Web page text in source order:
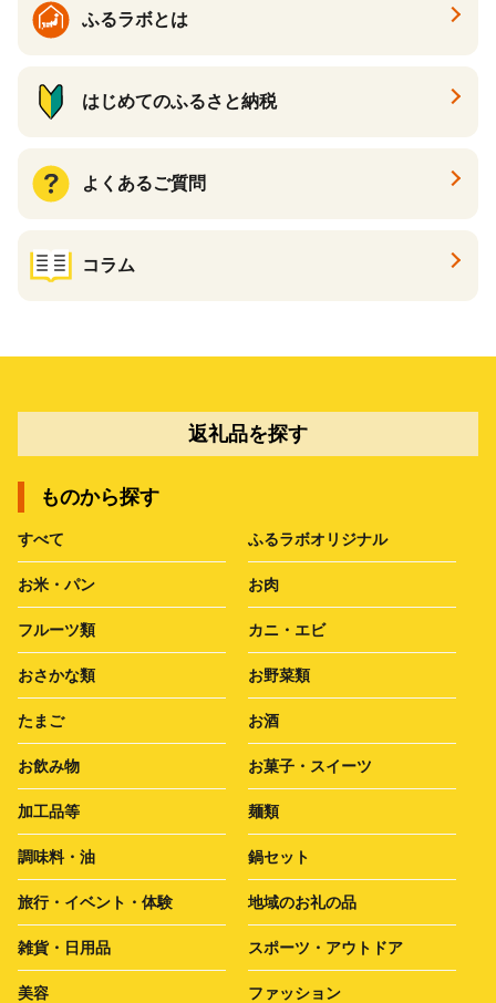
ふるラボとは
はじめてのふるさと納税
よくあるご質問
コラム
返礼品を探す
ものから探す
すべて ふるラボオリジナル
お米・パン お肉
フルーツ類 カニ・エビ
おさかな類 お野菜類
たまご お酒
お飲み物 お菓子・スイーツ
加工品等 麺類
調味料・油 鍋セット
旅行・イベント・体験 地域のお礼の品
雑貨・日用品 スポーツ・アウトドア
美容 ファッション